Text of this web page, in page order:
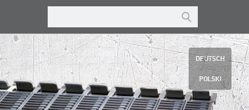
DEUTSCH
POLSKI